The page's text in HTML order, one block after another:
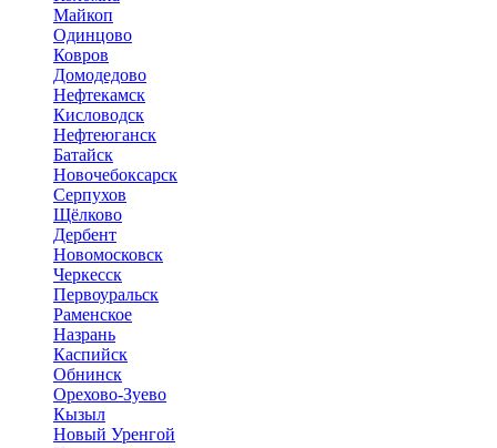
Майкоп
Одинцово
Ковров
Домодедово
Нефтекамск
Кисловодск
Нефтеюганск
Батайск
Новочебоксарск
Серпухов
Щёлково
Дербент
Новомосковск
Черкесск
Первоуральск
Раменское
Назрань
Каспийск
Обнинск
Орехово-Зуево
Кызыл
Новый Уренгой